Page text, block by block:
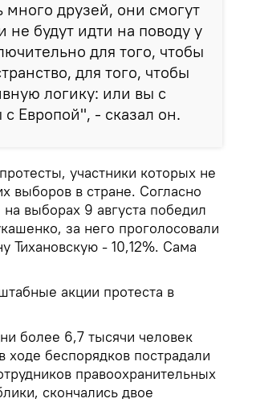
много друзей, они смогут
не будут идти на поводу у
для того, чтобы
для того, чтобы
логику: или вы с
Европой", - сказал он.
участники которых не
выборов в стране. Согласно
выборах 9 августа победил
за него проголосовали
Тихановскую - 10,12%. Сама
акции протеста в
более 6,7 тысячи человек
беспорядков пострадали
правоохранительных
скончались двое